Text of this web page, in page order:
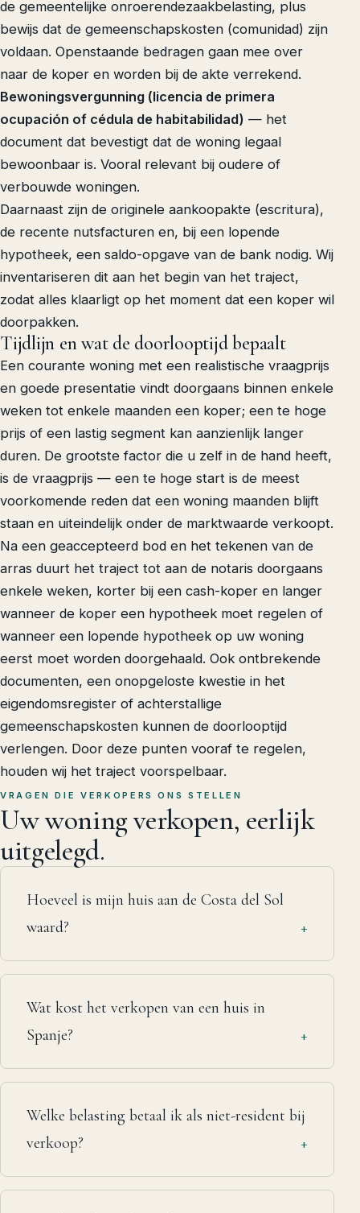
de gemeentelijke onroerendezaakbelasting, plus
bewijs dat de gemeenschapskosten (comunidad) zijn
voldaan. Openstaande bedragen gaan mee over
naar de koper en worden bij de akte verrekend.
Bewoningsvergunning (licencia de primera
ocupación of cédula de habitabilidad) — het
document dat bevestigt dat de woning legaal
bewoonbaar is. Vooral relevant bij oudere of
verbouwde woningen.
Daarnaast zijn de originele aankoopakte (escritura),
de recente nutsfacturen en, bij een lopende
hypotheek, een saldo-opgave van de bank nodig. Wij
inventariseren dit aan het begin van het traject,
zodat alles klaarligt op het moment dat een koper wil
doorpakken.
Tijdlijn en wat de doorlooptijd bepaalt
Een courante woning met een realistische vraagprijs
en goede presentatie vindt doorgaans binnen enkele
weken tot enkele maanden een koper; een te hoge
prijs of een lastig segment kan aanzienlijk langer
duren. De grootste factor die u zelf in de hand heeft,
is de vraagprijs — een te hoge start is de meest
voorkomende reden dat een woning maanden blijft
staan en uiteindelijk onder de marktwaarde verkoopt.
Na een geaccepteerd bod en het tekenen van de
arras duurt het traject tot aan de notaris doorgaans
enkele weken, korter bij een cash-koper en langer
wanneer de koper een hypotheek moet regelen of
wanneer een lopende hypotheek op uw woning
eerst moet worden doorgehaald. Ook ontbrekende
documenten, een onopgeloste kwestie in het
eigendomsregister of achterstallige
gemeenschapskosten kunnen de doorlooptijd
verlengen. Door deze punten vooraf te regelen,
houden wij het traject voorspelbaar.
VRAGEN DIE VERKOPERS ONS STELLEN
Uw woning verkopen, eerlijk
uitgelegd.
Hoeveel is mijn huis aan de Costa del Sol
waard?
Wat kost het verkopen van een huis in
Spanje?
Welke belasting betaal ik als niet-resident bij
verkoop?